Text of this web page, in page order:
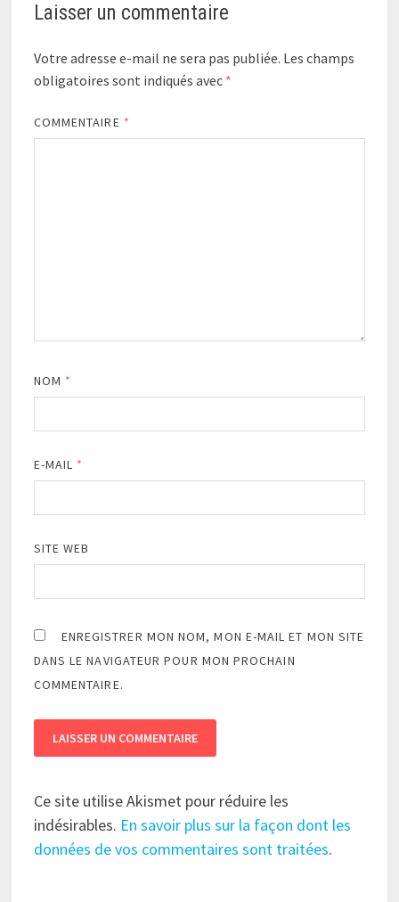
Laisser un commentaire
Votre adresse e-mail ne sera pas publiée. Les champs
obligatoires sont indiqués avec *
COMMENTAIRE *
NOM *
E-MAIL *
SITE WEB
ENREGISTRER MON NOM, MON E-MAIL ET MON SITE
DANS LE NAVIGATEUR POUR MON PROCHAIN
COMMENTAIRE.
Ce site utilise Akismet pour réduire les
indésirables. En savoir plus sur la façon dont les
données de vos commentaires sont traitées.